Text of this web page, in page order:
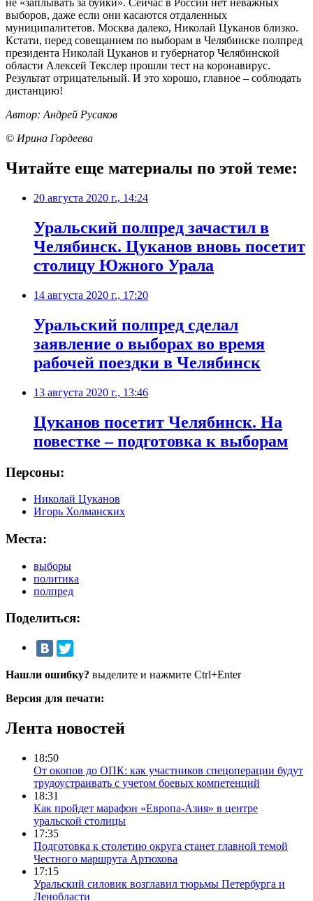
не «заплывать за буйки». Сейчас в России нет неважных
выборов, даже если они касаются отдаленных
муниципалитетов. Москва далеко, Николай Цуканов близко.
Кстати, перед совещанием по выборам в Челябинске полпред
президента Николай Цуканов и губернатор Челябинской
области Алексей Текслер прошли тест на коронавирус.
Результат отрицательный. И это хорошо, главное – соблюдать
дистанцию!
Автор: Андрей Русаков
© Ирина Гордеева
Читайте еще материалы по этой теме:
20 августа 2020 г., 14:24
Уральский полпред зачастил в
Челябинск. Цуканов вновь посетит
столицу Южного Урала
14 августа 2020 г., 17:20
Уральский полпред сделал
заявление о выборах во время
рабочей поездки в Челябинск
13 августа 2020 г., 13:46
​Цуканов посетит Челябинск. На
повестке – подготовка к выборам
Персоны:
Николай Цуканов
Игорь Холманских
Места:
выборы
политика
полпред
Поделиться:
Нашли ошибку? выделите и нажмите Ctrl+Enter
Версия для печати:
Лента новостей
18:50
От окопов до ОПК: как участников спецоперации будут
трудоустраивать с учетом боевых компетенций
18:31
Как пройдет марафон «Европа-Азия» в центре
уральской столицы
17:35
Подготовка к столетию округа станет главной темой
Честного маршрута Артюхова
17:15
Уральский силовик возглавил тюрьмы Петербурга и
Ленобласти